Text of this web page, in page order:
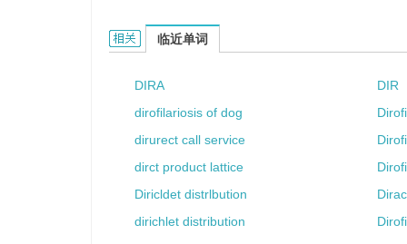
Dirca的相关资料：
临近单词
DIRA
DIR
dirofilariosis of dog
dirurect call service
dirct product lattice
Diricldet distrlbution
dirichlet distribution